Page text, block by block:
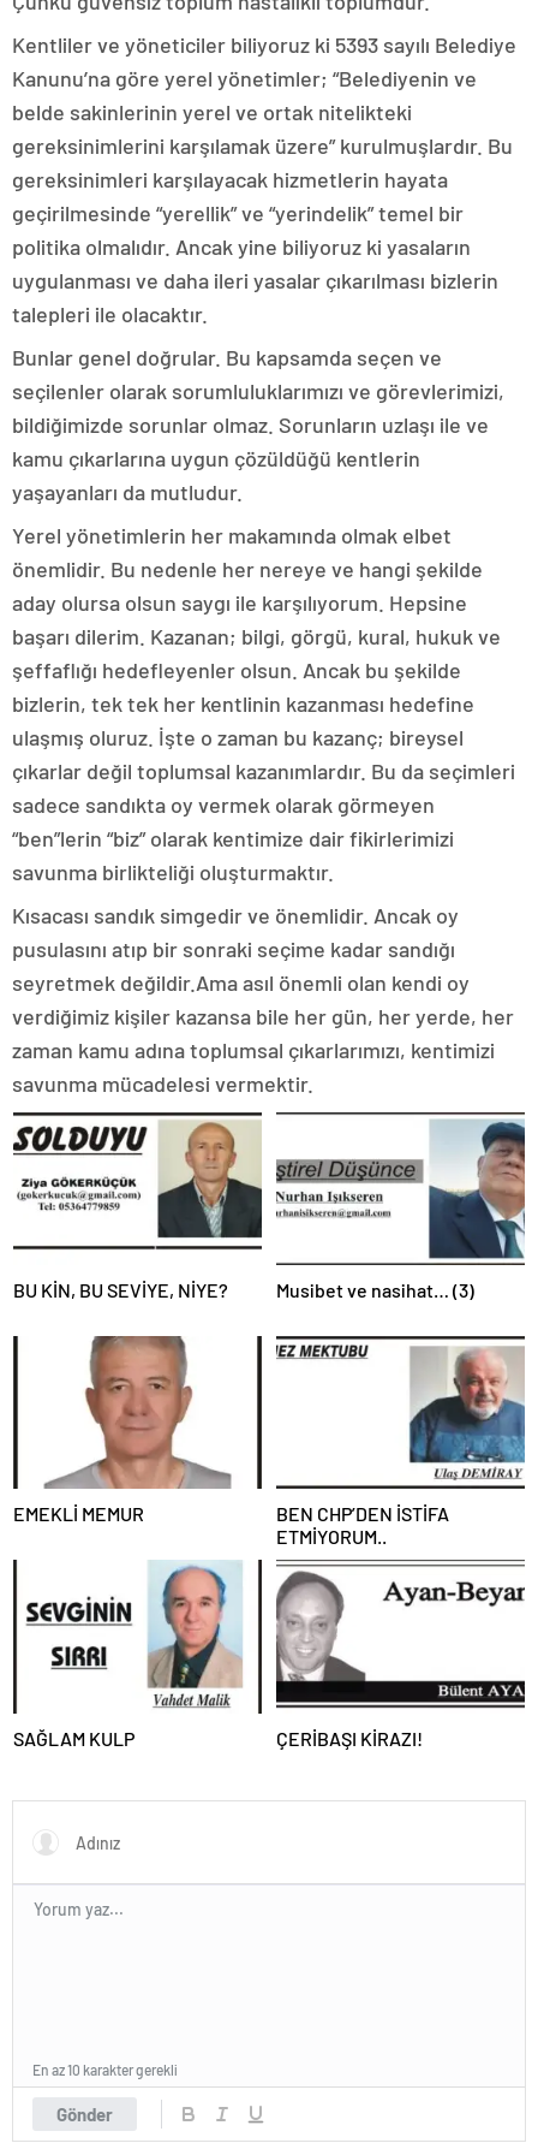
Kentliler ve yöneticiler biliyoruz ki 5393 sayılı Belediye
Kanunu’na göre yerel yönetimler; “Belediyenin ve
belde sakinlerinin yerel ve ortak nitelikteki
gereksinimlerini karşılamak üzere” kurulmuşlardır. Bu
gereksinimleri karşılayacak hizmetlerin hayata
geçirilmesinde “yerellik” ve “yerindelik” temel bir
politika olmalıdır. Ancak yine biliyoruz ki yasaların
uygulanması ve daha ileri yasalar çıkarılması bizlerin
talepleri ile olacaktır.
Bunlar genel doğrular. Bu kapsamda seçen ve
seçilenler olarak sorumluluklarımızı ve görevlerimizi,
bildiğimizde sorunlar olmaz. Sorunların uzlaşı ile ve
kamu çıkarlarına uygun çözüldüğü kentlerin
yaşayanları da mutludur.
Yerel yönetimlerin her makamında olmak elbet
önemlidir. Bu nedenle her nereye ve hangi şekilde
aday olursa olsun saygı ile karşılıyorum. Hepsine
başarı dilerim. Kazanan; bilgi, görgü, kural, hukuk ve
şeffaflığı hedefleyenler olsun. Ancak bu şekilde
bizlerin, tek tek her kentlinin kazanması hedefine
ulaşmış oluruz. İşte o zaman bu kazanç; bireysel
çıkarlar değil toplumsal kazanımlardır. Bu da seçimleri
sadece sandıkta oy vermek olarak görmeyen
“ben”lerin “biz” olarak kentimize dair fikirlerimizi
savunma birlikteliği oluşturmaktır.
Kısacası sandık simgedir ve önemlidir. Ancak oy
pusulasını atıp bir sonraki seçime kadar sandığı
seyretmek değildir.Ama asıl önemli olan kendi oy
verdiğimiz kişiler kazansa bile her gün, her yerde, her
zaman kamu adına toplumsal çıkarlarımızı, kentimizi
savunma mücadelesi vermektir.
BU KİN, BU SEVİYE, NİYE? Musibet ve nasihat… (3)
EMEKLİ MEMUR
BEN CHP’DEN İSTİFA
ETMİYORUM..
SAĞLAM KULP ÇERİBAŞI KİRAZI!
Gönder
En az 10 karakter gerekli